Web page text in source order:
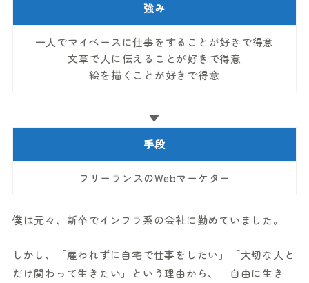
強み
一人でマイペースに仕事をすることが好きで得意
文章で人に伝えることが好きで得意
絵を描くことが好きで得意
▼
手段
フリーランスのWebマーケター
僕は元々、新卒でインフラ系の会社に勤めていました。
しかし、「雇われずに自宅で仕事をしたい」「大切な人と
だけ関わって生きたい」という理由から、「自由に生き